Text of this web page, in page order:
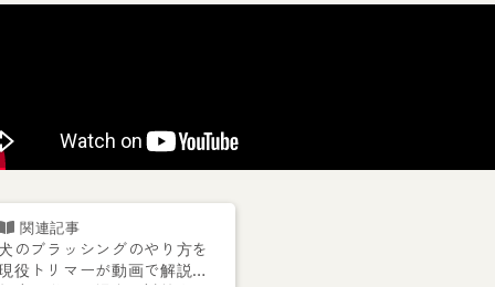
のブラッシングのやり方を
役トリマーが動画で解説！